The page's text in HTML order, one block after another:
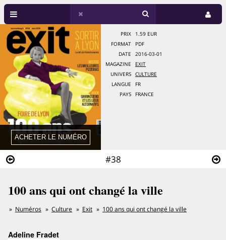
#38
PRIX
1.59 EUR
FORMAT
PDF
DATE
2016-03-01
MAGAZINE
EXIT
UNIVERS
CULTURE
LANGUE
FR
PAYS
FRANCE
100 ans qui ont changé la ville
Numéros Culture Exit 100 ans qui ont changé la ville
Adeline Fradet